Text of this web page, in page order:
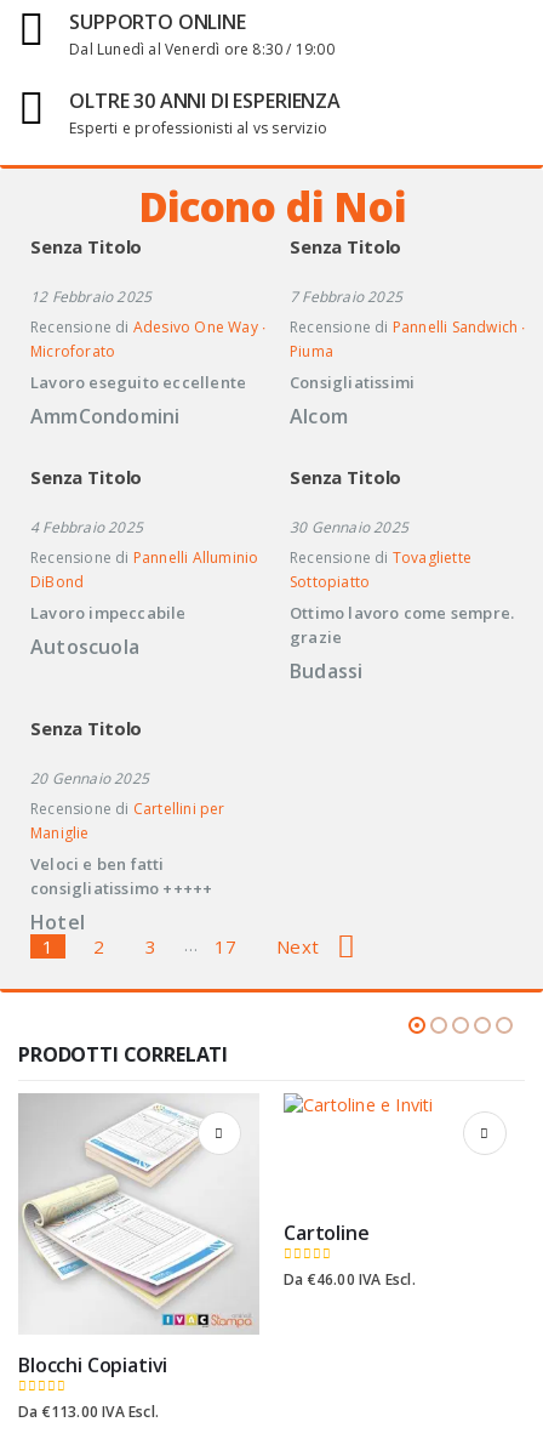
SUPPORTO ONLINE
Dal Lunedì al Venerdì ore 8:30 / 19:00
OLTRE 30 ANNI DI ESPERIENZA
Esperti e professionisti al vs servizio
Dicono di Noi
Senza Titolo
12 Febbraio 2025
Recensione di Adesivo One Way ∙
Microforato
Lavoro eseguito eccellente
AmmCondomini
Senza Titolo
7 Febbraio 2025
Recensione di Pannelli Sandwich ∙
Piuma
Consigliatissimi
Alcom
Senza Titolo
4 Febbraio 2025
Recensione di Pannelli Alluminio
DiBond
Lavoro impeccabile
Autoscuola
Senza Titolo
30 Gennaio 2025
Recensione di Tovagliette
Sottopiatto
Ottimo lavoro come sempre.
grazie
Budassi
Senza Titolo
20 Gennaio 2025
Recensione di Cartellini per
Maniglie
Veloci e ben fatti
consigliatissimo +++++
Hotel
Navigazione
nelle
recensioni
del
sito
1 2 3 … 17 Next
PRODOTTI CORRELATI
Blocchi Copiativi
0Su 5
Da €113.00 IVA Escl.
Cartoline
0Su 5
Da €46.00 IVA Escl.